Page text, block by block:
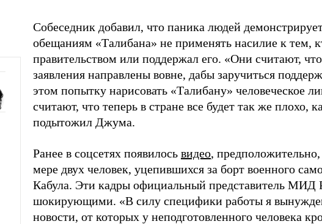
Собеседник добавил, что паника людей
обещаниям «Талибана» не применять насилие к тем,
правительством или поддержал его. «Они считают,
заявления направлены вовне, дабы заручиться
этом попытку нарисовать «Талибану» человеческое
считают, что теперь в стране все будет так же плохо,
подытожил Джума.
Ранее в соцсетях появилось видео,
мере двух человек, уцепившихся за борт военного
Кабула. Эти кадры официальный представитель МИД
шокирующими. «В силу специфики работы я
новости, от которых у неподготовленного человека